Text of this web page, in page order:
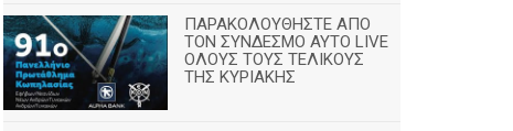
ΠΑΡΑΚΟΛΟΥΘΗΣΤΕ ΑΠΟ
ΤΟΝ ΣΥΝΔΕΣΜΟ ΑΥΤΟ LIVE
ΟΛΟΥΣ ΤΟΥΣ ΤΕΛΙΚΟΥΣ
ΤΗΣ ΚΥΡΙΑΚΗΣ